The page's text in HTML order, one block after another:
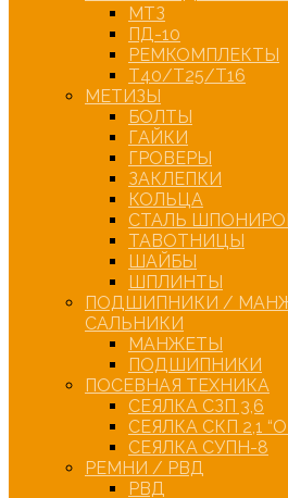
МТЗ
ПД-10
РЕМКОМПЛЕКТЫ
Т40/Т25/Т16
МЕТИЗЫ
БОЛТЫ
ГАЙКИ
ГРОВЕРЫ
ЗАКЛЕПКИ
КОЛЬЦА
СТАЛЬ
ТАВОТНИЦЫ
ШАЙБЫ
ШПЛИНТЫ
ПОДШИПНИКИ /
САЛЬНИКИ
МАНЖЕТЫ
ПОДШИПНИКИ
ПОСЕВНАЯ ТЕХНИКА
СЕЯЛКА СЗП 3,6
СЕЯЛКА СКП 2,1
СЕЯЛКА СУПН-8
РЕМНИ / РВД
РВД